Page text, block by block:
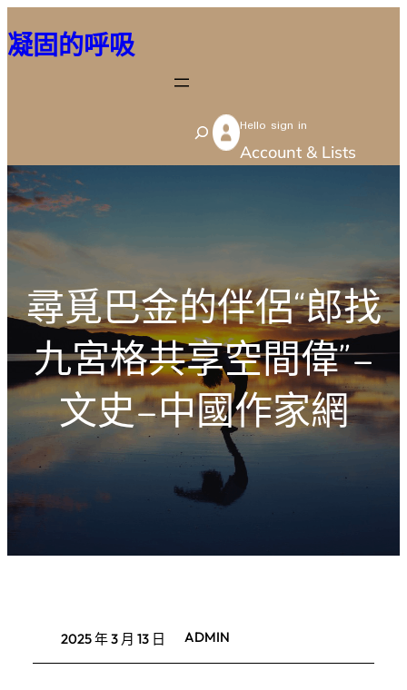
至
容
凝固的呼吸
S
e
Hello sign in
Account & Lists
尋覓巴金的伴侶“郎找
九宮格共享空間偉”–
文史–中國作家網
2025 年 3 月 13 日 ADMIN